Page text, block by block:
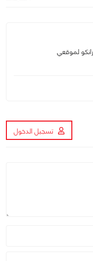
لموقعي
تسجيل الدخول